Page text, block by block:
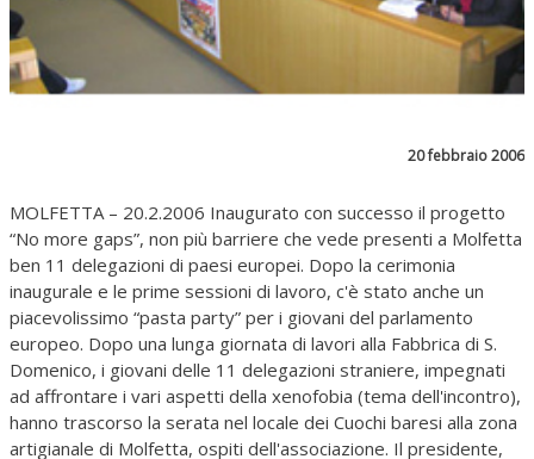
20 febbraio 2006
MOLFETTA – 20.2.2006 Inaugurato con successo il progetto
“No more gaps”, non più barriere che vede presenti a Molfetta
ben 11 delegazioni di paesi europei. Dopo la cerimonia
inaugurale e le prime sessioni di lavoro, c'è stato anche un
piacevolissimo “pasta party” per i giovani del parlamento
europeo. Dopo una lunga giornata di lavori alla Fabbrica di S.
Domenico, i giovani delle 11 delegazioni straniere, impegnati
ad affrontare i vari aspetti della xenofobia (tema dell'incontro),
hanno trascorso la serata nel locale dei Cuochi baresi alla zona
artigianale di Molfetta, ospiti dell'associazione. Il presidente,